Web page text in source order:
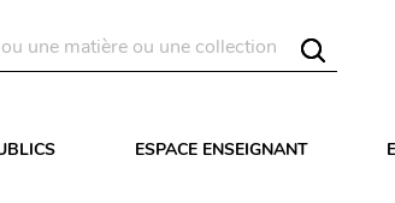
ESPACE ENSEIGNANT